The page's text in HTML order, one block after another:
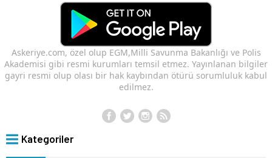
Askeriye.com, özel olup EGM,Milli Savunma Bakanlığı ve Polis
Akademisi gibi resmi kurumları temsil etmez. Yayınlanan bilgiler
gayri resmi olup olası bir hak kaybından ötürü sorumluluk kabul
edilmez.
Kategoriler